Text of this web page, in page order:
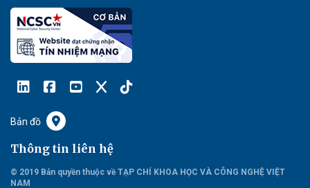
Bản đồ
Thông tin liên hệ
© 2019 Bản quyền thuộc về TẠP CHÍ KHOA HỌC VÀ CÔNG NGHỆ VIỆT
NAM